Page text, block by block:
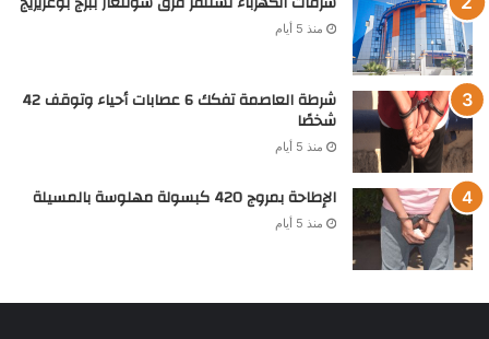
منذ 5 أيام
شرطة العاصمة تفكك 6 عصابات أحياء وتوقف 42
شخصًا
منذ 5 أيام
الإطاحة بمروج 420 كبسولة مهلوسة بالمسيلة
منذ 5 أيام